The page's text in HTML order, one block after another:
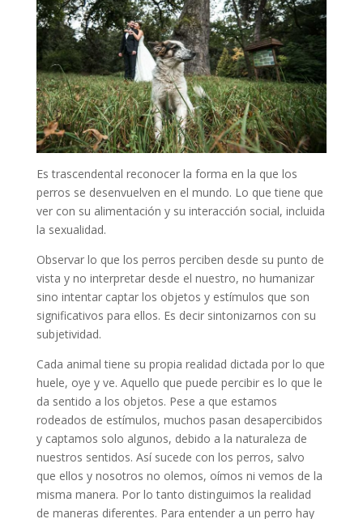
Es trascendental reconocer la forma en la que los
perros se desenvuelven en el mundo. Lo que tiene que
ver con su alimentación y su interacción social, incluida
la sexualidad.
Observar lo que los perros perciben desde su punto de
vista y no interpretar desde el nuestro, no humanizar
sino intentar captar los objetos y estímulos que son
significativos para ellos. Es decir sintonizarnos con su
subjetividad.
Cada animal tiene su propia realidad dictada por lo que
huele, oye y ve. Aquello que puede percibir es lo que le
da sentido a los objetos. Pese a que estamos
rodeados de estímulos, muchos pasan desapercibidos
y captamos solo algunos, debido a la naturaleza de
nuestros sentidos. Así sucede con los perros, salvo
que ellos y nosotros no olemos, oímos ni vemos de la
misma manera. Por lo tanto distinguimos la realidad
de maneras diferentes. Para entender a un perro hay